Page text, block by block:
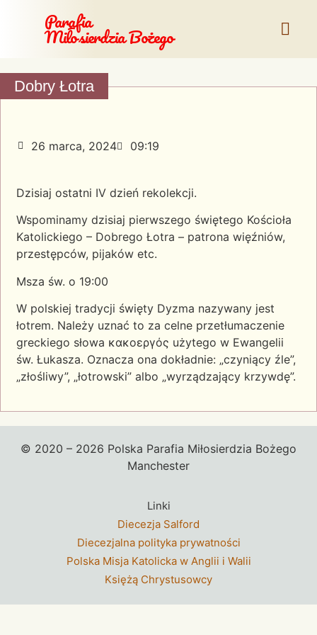
Parafia
Miłosierdzia Bożego
Dobry Łotra
26 marca, 2024 09:19
Dzisiaj ostatni IV dzień rekolekcji.
Wspominamy dzisiaj pierwszego świętego Kościoła
Katolickiego – Dobrego Łotra – patrona więźniów,
przestępców, pijaków etc.
Msza św. o 19:00
W polskiej tradycji święty Dyzma nazywany jest
łotrem. Należy uznać to za celne przetłumaczenie
greckiego słowa κακοεργός użytego w Ewangelii
św. Łukasza. Oznacza ona dokładnie: „czyniący źle”,
„złośliwy”, „łotrowski” albo „wyrządzający krzywdę”.
© 2020 – 2026 Polska Parafia Miłosierdzia Bożego
Manchester
Linki
Diecezja Salford
Diecezjalna polityka prywatności
Polska Misja Katolicka w Anglii i Walii
Księżą Chrystusowcy